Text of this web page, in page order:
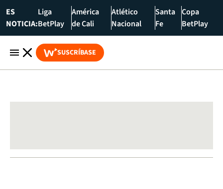
ES
NOTICIA:
Liga
BetPlay
América
de Cali
Atlético
Nacional
Santa
Fe
Copa
BetPlay
SUSCRÍBASE